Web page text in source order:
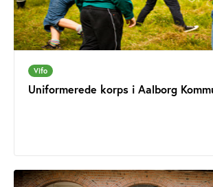
Vifo
Uniformerede korps i Aalborg